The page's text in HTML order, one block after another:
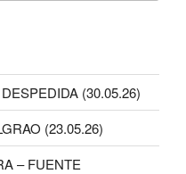
(30.05.26)
(23.05.26)
– FUENTE